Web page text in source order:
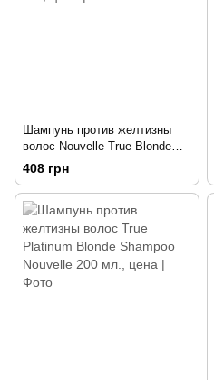
Шампунь против желтизны
волос Nouvelle True Blonde
Shampoo 200 мл.
408 грн